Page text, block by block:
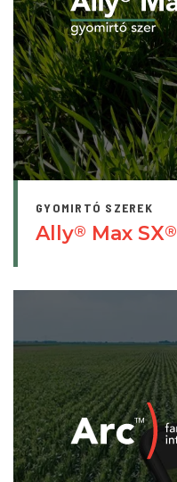
GYOMIRTÓ SZEREK
Ally® Max SX®